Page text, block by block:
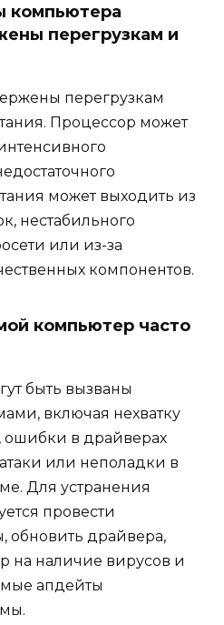
компьютера
перегрузкам и
перегрузкам
Процессор может
может выходить из
нестабильного
или из-за
компонентов.
компьютер часто
быть вызваны
включая нехватку
ошибки в драйверах
или неполадки в
Для устранения
провести
обновить драйвера,
на наличие вирусов и
апдейты